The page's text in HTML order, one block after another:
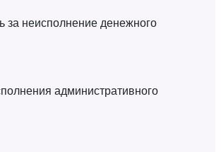
за неисполнение денежного
административного